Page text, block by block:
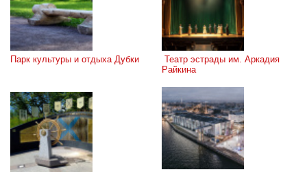
Парк культуры и отдыха Дубки
Райкина